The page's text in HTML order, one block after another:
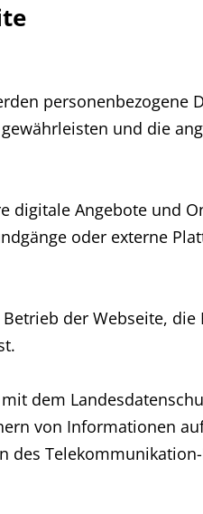
personenbezogene
und die
digitale Angebote und
oder externe
der Webseite,
dem
von Informationen